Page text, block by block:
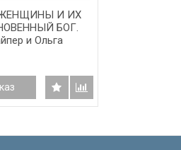
И ИХ
БОГ.
и Ольга